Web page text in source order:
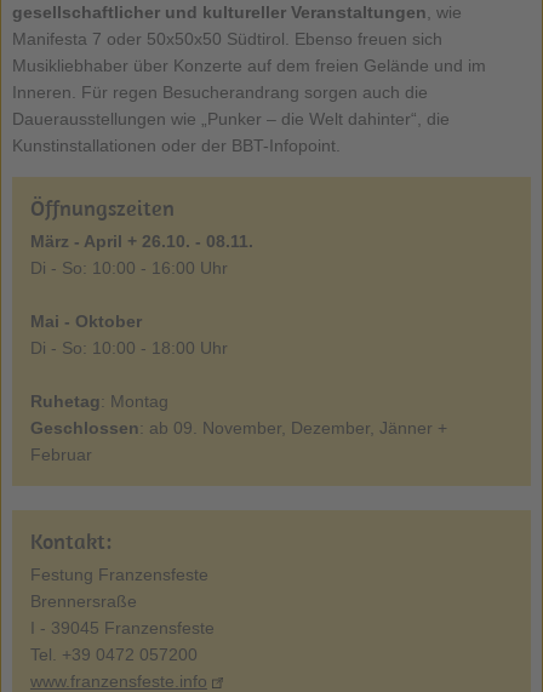
gesellschaftlicher und kultureller Veranstaltungen , wie
Manifesta 7 oder 50x50x50 Südtirol. Ebenso freuen sich
Musikliebhaber über Konzerte auf dem freien Gelände und im
Inneren. Für regen Besucherandrang sorgen auch die
Dauerausstellungen wie „Punker – die Welt dahinter“, die
Kunstinstallationen oder der BBT-Infopoint.
Öffnungszeiten
März - April + 26.10. - 08.11.
Di - So: 10:00 - 16:00 Uhr
Mai - Oktober
Di - So: 10:00 - 18:00 Uhr
Ruhetag: Montag
Geschlossen: ab 09. November, Dezember, Jänner +
Februar
Kontakt:
Festung Franzensfeste
Brennersraße
I - 39045 Franzensfeste
Tel. +39 0472 057200
www.franzensfeste.info